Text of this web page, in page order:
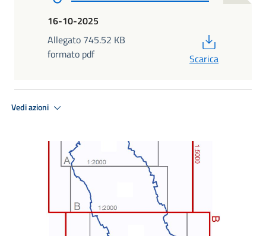
16-10-2025
Allegato 745.52 KB
formato pdf
Scarica
Vedi azioni